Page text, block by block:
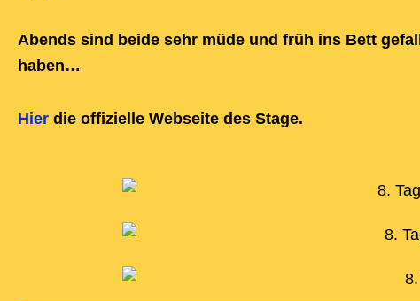
Abends sind beide sehr müde und früh ins Bett
haben…
Hier die offizielle Webseite des Stage.